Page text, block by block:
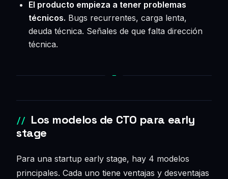
El producto empieza a tener problemas
técnicos. Bugs recurrentes, carga lenta,
deuda técnica. Señales de que falta dirección
técnica.
Los modelos de CTO para early
stage
Para una startup early stage, hay 4 modelos
principales. Cada uno tiene ventajas y desventajas